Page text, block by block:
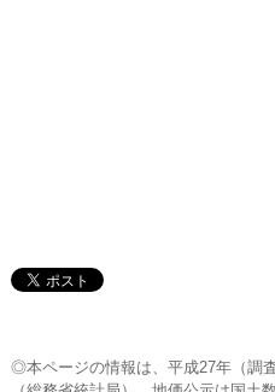
◎本ページの情報は、平成27年（調